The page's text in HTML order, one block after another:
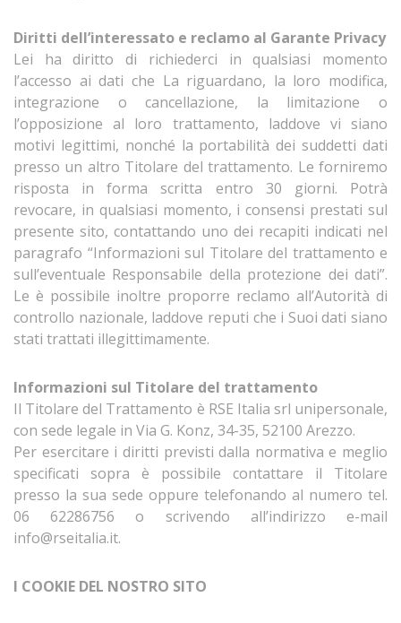
Diritti dell’interessato e reclamo al Garante Privacy
Lei ha diritto di richiederci in qualsiasi momento
l’accesso ai dati che La riguardano, la loro modifica,
integrazione o cancellazione, la limitazione o
l’opposizione al loro trattamento, laddove vi siano
motivi legittimi, nonché la portabilità dei suddetti dati
presso un altro Titolare del trattamento. Le forniremo
risposta in forma scritta entro 30 giorni. Potrà
revocare, in qualsiasi momento, i consensi prestati sul
presente sito, contattando uno dei recapiti indicati nel
paragrafo “Informazioni sul Titolare del trattamento e
sull’eventuale Responsabile della protezione dei dati”.
Le è possibile inoltre proporre reclamo all’Autorità di
controllo nazionale, laddove reputi che i Suoi dati siano
stati trattati illegittimamente.
Informazioni sul Titolare del trattamento
Il Titolare del Trattamento è RSE Italia srl unipersonale,
con sede legale in Via G. Konz, 34-35, 52100 Arezzo.
Per esercitare i diritti previsti dalla normativa e meglio
specificati sopra è possibile contattare il Titolare
presso la sua sede oppure telefonando al numero tel.
06 62286756 o scrivendo all’indirizzo e-mail
info@rseitalia.it.
I COOKIE DEL NOSTRO SITO